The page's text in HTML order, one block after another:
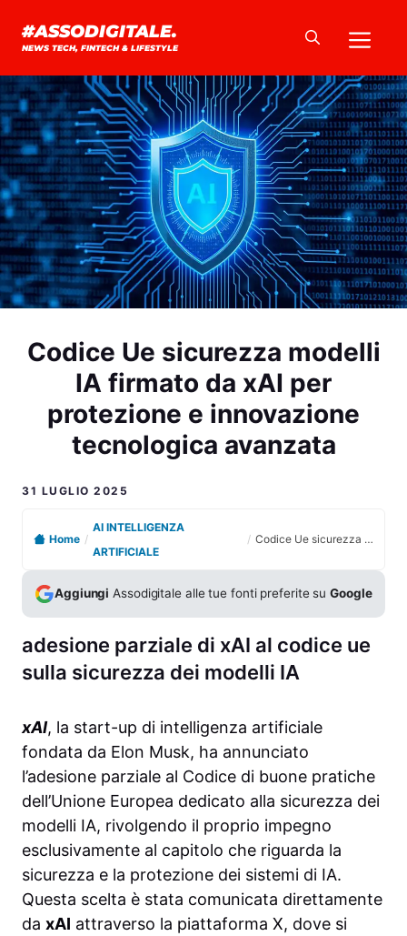
#ASSODIGITALE.
NEWS TECH, FINTECH & LIFESTYLE
Codice Ue sicurezza modelli
IA firmato da xAI per
protezione e innovazione
tecnologica avanzata
31 LUGLIO 2025
Home /
AI INTELLIGENZA
ARTIFICIALE
/ Codice Ue sicurezza modelli IA firmato da xAI per protezione e innovazione tecnologica avanzata
Aggiungi Assodigitale alle tue fonti preferite suGoogle
adesione parziale di xAI al codice ue
sulla sicurezza dei modelli IA
xAI, la start-up di intelligenza artificiale
fondata da Elon Musk, ha annunciato
l’adesione parziale al Codice di buone pratiche
dell’Unione Europea dedicato alla sicurezza dei
modelli IA, rivolgendo il proprio impegno
esclusivamente al capitolo che riguarda la
sicurezza e la protezione dei sistemi di IA.
Questa scelta è stata comunicata direttamente
da xAI attraverso la piattaforma X, dove si